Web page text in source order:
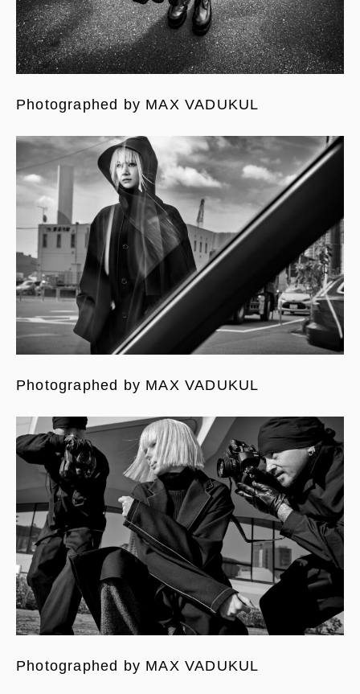
Photographed by MAX VADUKUL
Photographed by MAX VADUKUL
Photographed by MAX VADUKUL